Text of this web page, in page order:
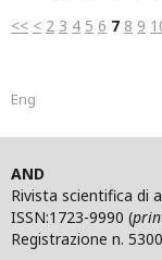
<< < 2 3 4 5 6 7 8 9
English
AND
Rivista scientifica di
ISSN:1723-9990 (
Registrazione n.